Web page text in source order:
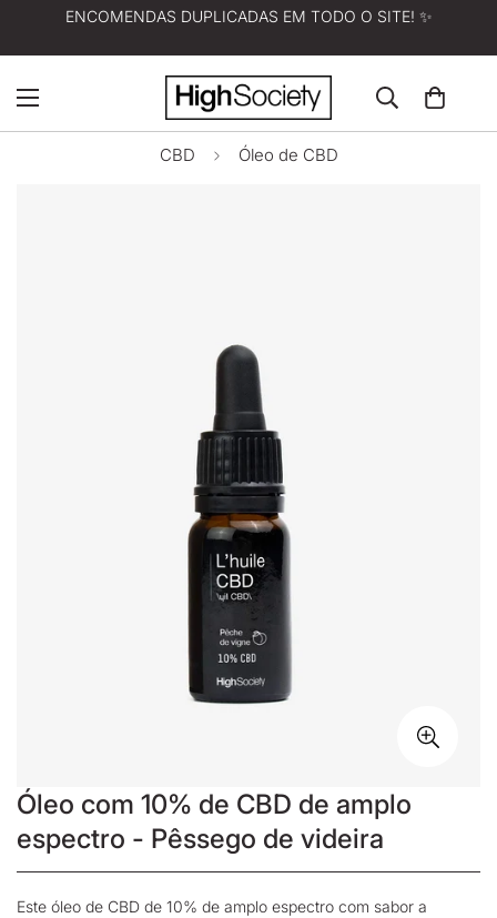
ENCOMENDAS DUPLICADAS EM TODO O SITE! ✨
CBD Óleo de CBD
Óleo com 10% de CBD de amplo
espectro - Pêssego de videira
Este óleo de CBD de 10% de amplo espectro com sabor a